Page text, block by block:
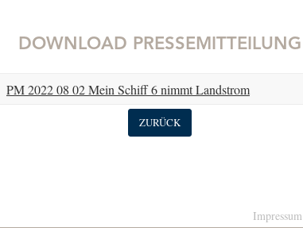
DOWNLOAD PRESSEMITTEILUNG
PM 2022 08 02 Mein Schiff 6 nimmt Landstrom
ZURÜCK
Impressum